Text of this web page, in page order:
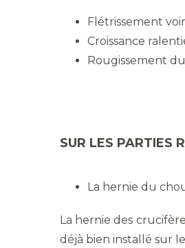
Flétrissement
Croissance
Rougissement
SUR LES PARTIES
La hernie du
La hernie des
déjà bien installé sur